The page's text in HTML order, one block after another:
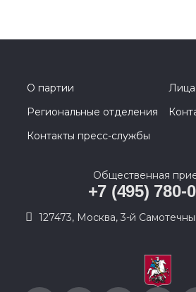
О партии
Лица
Региональные отделения
Контакты пресс-службы
Общественная
+7 (495) 780-
127473, Москва, 3-й